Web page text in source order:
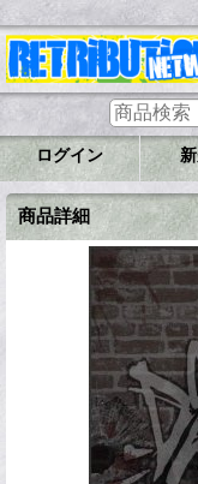
ログイン
商品詳細